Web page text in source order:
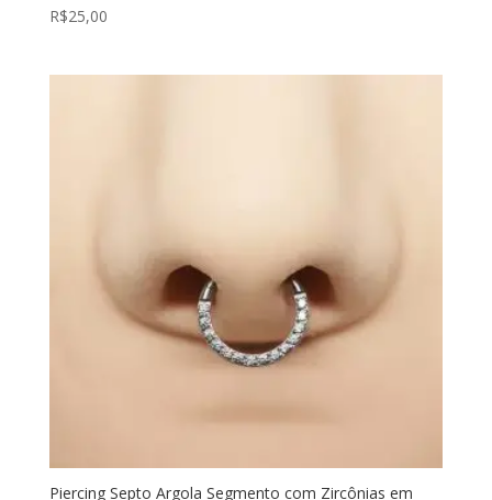
R$25,00
Piercing Septo Argola Segmento com Zircônias em